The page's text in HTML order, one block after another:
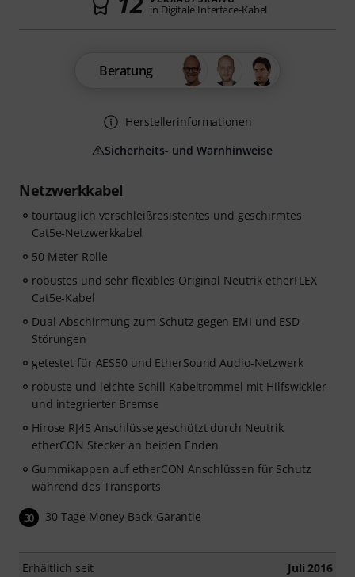
Netzwerkkabel
tourtauglich verschleißresistentes und geschirmtes
Cat5e-Netzwerkkabel
50 Meter Rolle
robustes und sehr flexibles Original Neutrik etherFLEX
Cat5e-Kabel
Dual-Abschirmung zum Schutz gegen EMI und ESD-
Störungen
getestet für AES50 und EtherSound Audio-Netzwerk
robuste und leichte Schill Kabeltrommel mit Hilfswickler
und integrierter Bremse
Hirose RJ45 Anschlüsse geschützt durch Neutrik
etherCON Stecker an beiden Enden
Gummikappen auf etherCON Anschlüssen für Schutz
während des Transports
30 30 Tage Money-Back-Garantie
Erhältlich seit Juli 2016
in Digitale Interface-Kabel
Beratung
Herstellerinformationen
Sicherheits- und Warnhinweise